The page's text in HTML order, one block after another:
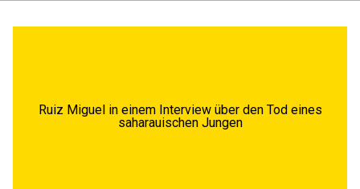
Ruiz Miguel in einem Interview über den Tod eines
saharauischen Jungen